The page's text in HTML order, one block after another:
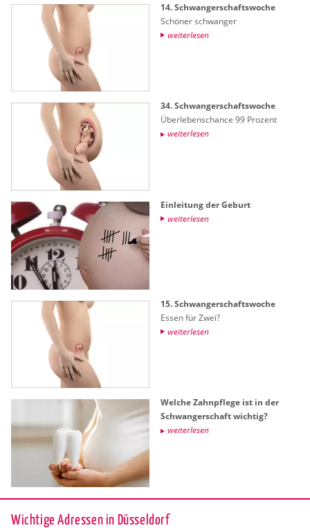
14. Schwan­ger­schafts­wo­che
Schö­ner schwan­ger
wei­ter­le­sen
34. Schwan­ger­schafts­wo­che
Über­le­bens­chan­ce 99 Pro­zent
wei­ter­le­sen
Ein­lei­tung der Ge­burt
wei­ter­le­sen
15. Schwan­ger­schafts­wo­che
Essen für Zwei?
wei­ter­le­sen
Wel­che Zahn­pfle­ge ist in der
Schwan­ger­schaft wich­tig?
wei­ter­le­sen
Wichtige Adressen in Düsseldorf